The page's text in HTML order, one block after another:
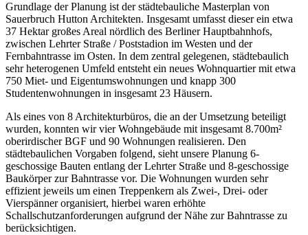
Grundlage der Planung ist der städtebauliche Masterplan von
Sauerbruch Hutton Architekten. Insgesamt umfasst dieser ein etwa
37 Hektar großes Areal nördlich des Berliner Hauptbahnhofs,
zwischen Lehrter Straße / Poststadion im Westen und der
Fernbahntrasse im Osten. In dem zentral gelegenen, städtebaulich
sehr heterogenen Umfeld entsteht ein neues Wohnquartier mit etwa
750 Miet- und Eigentumswohnungen und knapp 300
Studentenwohnungen in insgesamt 23 Häusern.
Als eines von 8 Architekturbüros, die an der Umsetzung beteiligt
wurden, konnten wir vier Wohngebäude mit insgesamt 8.700m²
oberirdischer BGF und 90 Wohnungen realisieren. Den
städtebaulichen Vorgaben folgend, sieht unsere Planung 6-
geschossige Bauten entlang der Lehrter Straße und 8-geschossige
Baukörper zur Bahntrasse vor. Die Wohnungen wurden sehr
effizient jeweils um einen Treppenkern als Zwei-, Drei- oder
Vierspänner organisiert, hierbei waren erhöhte
Schallschutzanforderungen aufgrund der Nähe zur Bahntrasse zu
berücksichtigen.